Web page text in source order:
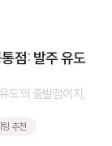
점: 발주 유도
도'의 출발점이지,
추천